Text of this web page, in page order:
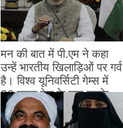
मन की बात में पी.एम ने कहा
उन्हें भारतीय खिलाड़िओं पर गर्व
है। विश्व यूनिवर्सिटी गेम्स में
26 पदक देश के नाम करके
उन्होंने देश का नाम रोशन किया
है